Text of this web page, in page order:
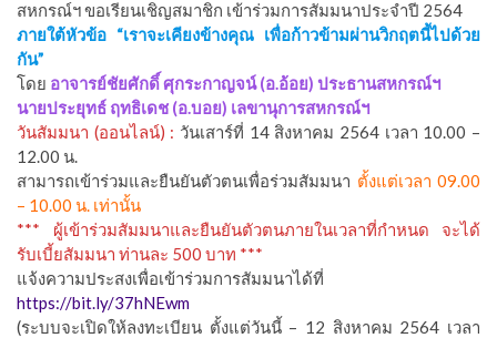
สหกรณ์ฯ ขอเรียนเชิญสมาชิก เข้าร่วมการสัมมนาประจำปี 2564
ภายใต้หัวข้อ “เราจะเคียงข้างคุณ เพื่อก้าวข้ามผ่านวิกฤตนี้ไปด้วย
กัน”
โดย อาจารย์ชัยศักดิ์ ศุกระกาญจน์ (อ.อ้อย) ประธานสหกรณ์ฯ
นายประยุทธ์ ฤทธิเดช (อ.บอย) เลขานุการสหกรณ์ฯ
วันสัมมนา (ออนไลน์) : วันเสาร์ที่ 14 สิงหาคม 2564 เวลา 10.00 –
12.00 น.
สามารถเข้าร่วมและยืนยันตัวตนเพื่อร่วมสัมมนา ตั้งแต่เวลา 09.00
– 10.00 น. เท่านั้น
*** ผู้เข้าร่วมสัมมนาและยืนยันตัวตนภายในเวลาที่กำหนด จะได้
รับเบี้ยสัมมนา ท่านละ 500 บาท ***
แจ้งความประสงเพื่อเข้าร่วมการสัมมนาได้ที่
https://bit.ly/37hNEwm
(ระบบจะเปิดให้ลงทะเบียน ตั้งแต่วันนี้ – 12 สิงหาคม 2564 เวลา